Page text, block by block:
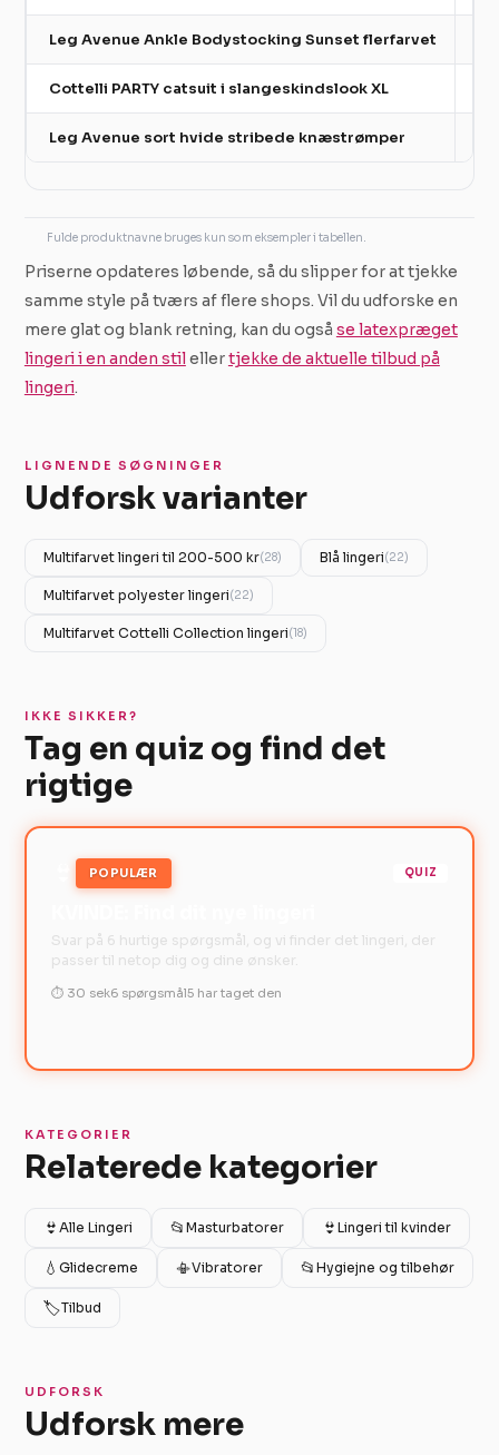
Leg Avenue Ankle Bodystocking Sunset flerfarvet
Cottelli PARTY catsuit i slangeskindslook XL
Leg Avenue sort hvide stribede knæstrømper
Fulde produktnavne bruges kun som eksempler i tabellen.
Priserne opdateres løbende, så du slipper for at tjekke
samme style på tværs af flere shops. Vil du udforske en
mere glat og blank retning, kan du også se latexpræget
lingeri i en anden stilellertjekke de aktuelle tilbud på
lingeri.
LIGNENDE SØGNINGER
Udforsk varianter
Multifarvet lingeri til 200-500 kr(28) Blå lingeri(22)
Multifarvet polyester lingeri(22)
Multifarvet Cottelli Collection lingeri(18)
IKKE SIKKER?
Tag en quiz og find det
rigtige
POPULÆR QUIZ
Svar på 6 hurtige spørgsmål, og vi finder det lingeri, der
passer til netop dig og dine ønsker.
⏱ 30 sek6 spørgsmål5 har taget den
KATEGORIER
Relaterede kategorier
👙 Alle Lingeri 📂 Masturbatorer 👙 Lingeri til kvinder
💧 Glidecreme 📳Vibratorer 📂 Hygiejne og tilbehør
🏷️Tilbud
UDFORSK
Udforsk mere